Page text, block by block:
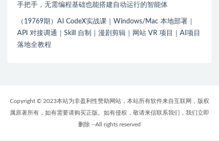
手把手，无需编程基础也能搭建自动运行的智能体
（19769期）AI CodeX实战课｜Windows/Mac 本地部署｜
API 对接调通｜Skill 自制｜漫剧剪辑｜网站 VR 项目｜AI项目
落地全教程
Copyright © 2023本站为非盈利性赞助网站，本站所有软件来自互联网，版权
属原著所有，如有需要请购买正版。如有侵权，敬请来信联系我们，我们立即
删除 --All rights reserved